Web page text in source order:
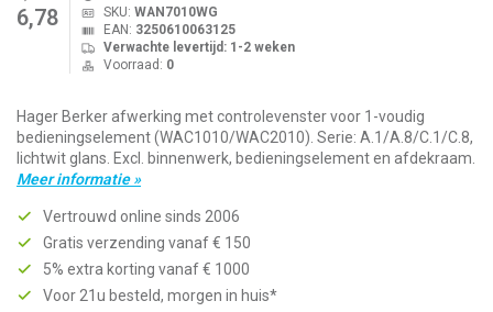
6,78
SKU: WAN7010WG
EAN: 3250610063125
Verwachte levertijd: 1-2 weken
Voorraad: 0
Hager Berker afwerking met controlevenster voor 1-voudig
bedieningselement (WAC1010/WAC2010). Serie: A.1/A.8/C.1/C.8,
lichtwit glans. Excl. binnenwerk, bedieningselement en afdekraam.
Meer informatie »
Vertrouwd online sinds 2006
Gratis verzending vanaf € 150
5% extra korting vanaf € 1000
Voor 21u besteld, morgen in huis*